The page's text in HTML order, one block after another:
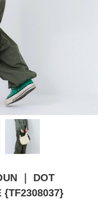
｜ DOT
{TF2308037}